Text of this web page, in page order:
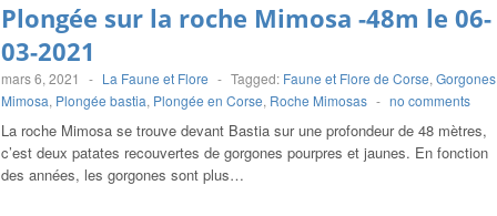
Plongée sur la roche Mimosa -48m le 06-
03-2021
mars 6, 2021 - La Faune et Flore - Tagged: Faune et Flore de Corse, Gorgones
Mimosa, Plongée bastia, Plongée en Corse, Roche Mimosas - no comments
La roche Mimosa se trouve devant Bastia sur une profondeur de 48 mètres,
c’est deux patates recouvertes de gorgones pourpres et jaunes. En fonction
des années, les gorgones sont plus…